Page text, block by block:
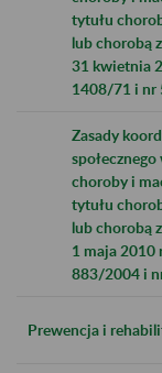
tytułu
lub chorobą
31 kwietnia
1408/71 i nr
Zasady
choroby i
tytułu
lub chorobą
1 maja 2010
883/2004 i
Prewencja i